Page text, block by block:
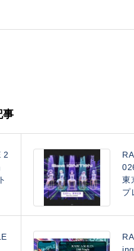
事
2
東
プ